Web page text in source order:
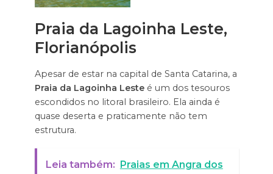
Praia da Lagoinha Leste,
Florianópolis
Apesar de estar na capital de Santa Catarina, a
Praia da Lagoinha Lesteé um dos tesouros
escondidos no litoral brasileiro. Ela ainda é
quase deserta e praticamente não tem
estrutura.
Leia também:
Praias em Angra dos